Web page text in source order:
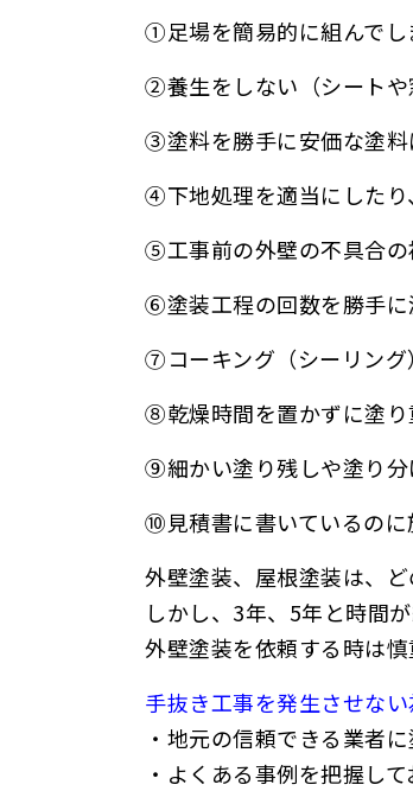
①足場を簡易的に組んでし
②養生をしない（シートや
③塗料を勝手に安価な塗料
④下地処理を適当にした
⑤工事前の外壁の不具合
⑥塗装工程の回数を勝手に
⑦コーキング（シーリング
⑧乾燥時間を置かずに塗り
⑨細かい塗り残しや塗り
⑩見積書に書いているのに
外壁塗装、屋根塗装は、ど
しかし、3年、5年と時間
外壁塗装を依頼する時は
手抜き工事を発生させな
・地元の信頼できる業者
・よくある事例を把握して